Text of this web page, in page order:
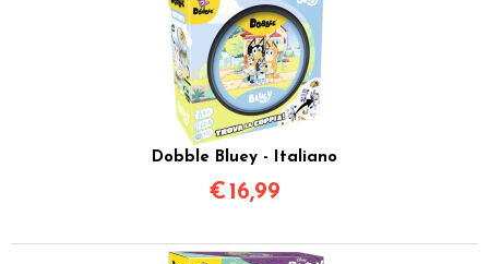
Dobble Bluey - Italiano
€ 16,99